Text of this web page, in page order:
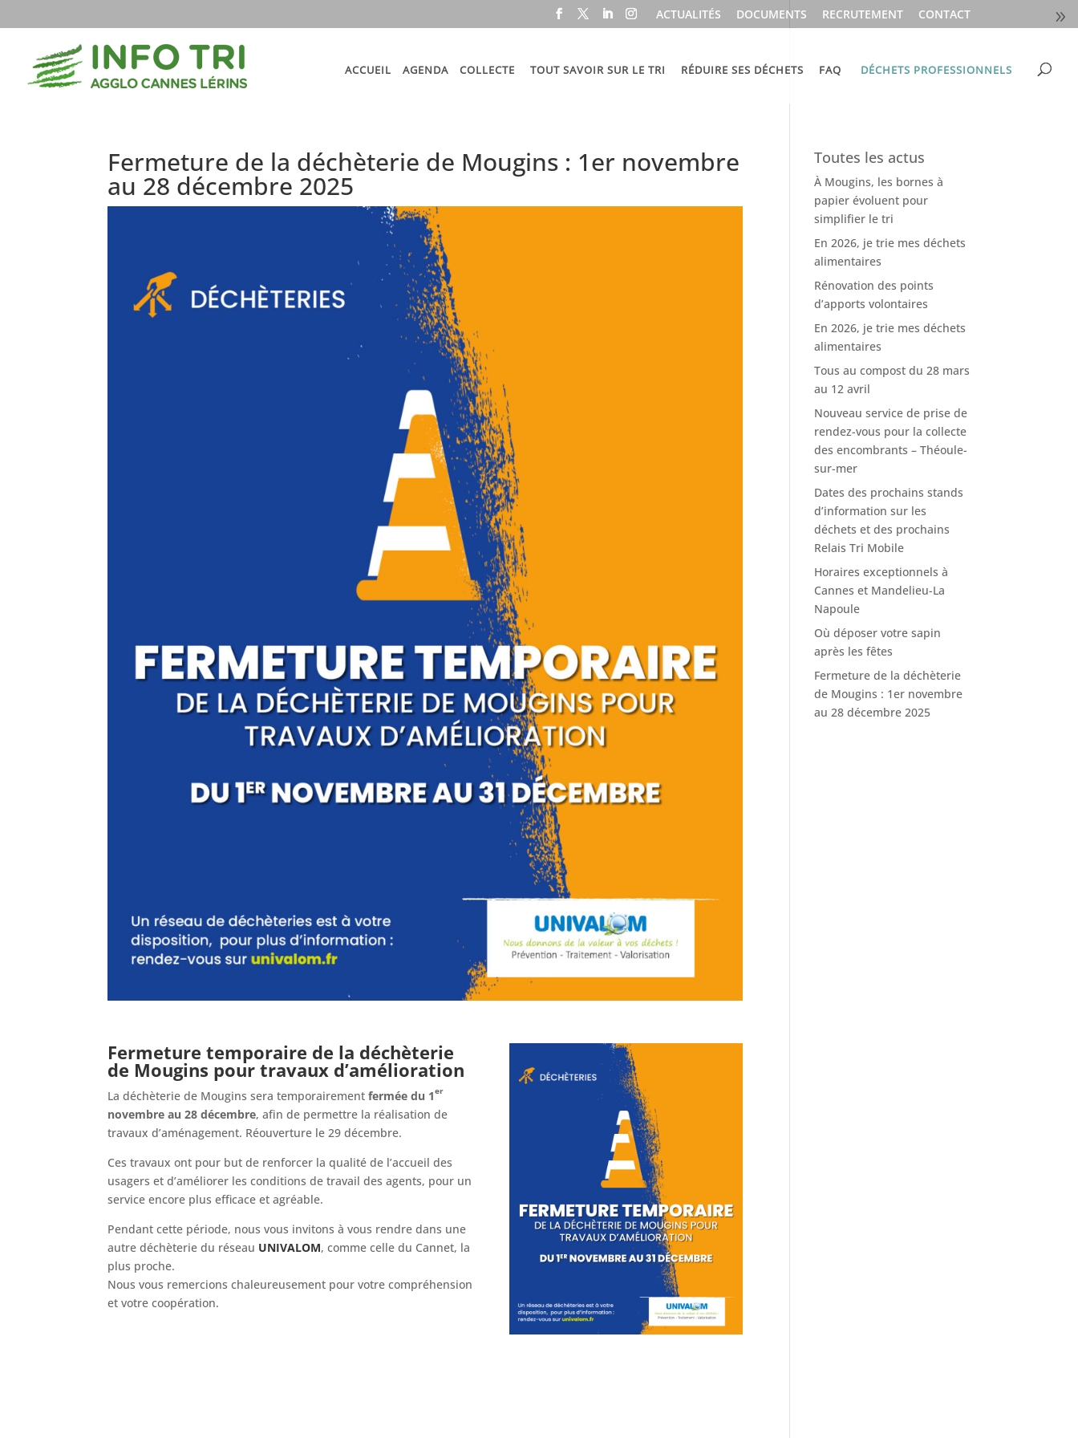
ACTUALITÉS DOCUMENTS RECRUTEMENT CONTACT
ACCUEIL AGENDA COLLECTE TOUT SAVOIR SUR LE TRI RÉDUIRE SES DÉCHETS FAQ DÉCHETS PROFESSIONNELS
Fermeture de la déchèterie de Mougins : 1er novembre
au 28 décembre 2025
Fermeture temporaire de la déchèterie
de Mougins pour travaux d’amélioration
La déchèterie de Mougins sera temporairement fermée du 1er
novembre au 28 décembre, afin de permettre la réalisation de
travaux d’aménagement. Réouverture le 29 décembre.
Ces travaux ont pour but de renforcer la qualité de l’accueil des
usagers et d’améliorer les conditions de travail des agents, pour un
service encore plus efficace et agréable.
Pendant cette période, nous vous invitons à vous rendre dans une
autre déchèterie du réseau UNIVALOM, comme celle du Cannet, la
plus proche.
Nous vous remercions chaleureusement pour votre compréhension
et votre coopération.
Toutes les actus
À Mougins, les bornes à
papier évoluent pour
simplifier le tri
En 2026, je trie mes déchets
alimentaires
Rénovation des points
d’apports volontaires
En 2026, je trie mes déchets
alimentaires
Tous au compost du 28 mars
au 12 avril
Nouveau service de prise de
rendez-vous pour la collecte
des encombrants – Théoule-
sur-mer
Dates des prochains stands
d’information sur les
déchets et des prochains
Relais Tri Mobile
Horaires exceptionnels à
Cannes et Mandelieu-La
Napoule
Où déposer votre sapin
après les fêtes
Fermeture de la déchèterie
de Mougins : 1er novembre
au 28 décembre 2025